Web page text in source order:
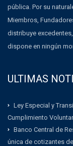
pública. Por su
Miembros,
distribuye
dispone en ningún
ULTIMAS
Ley Especial y
Cumplimiento
Banco Central de
única de cotizantes